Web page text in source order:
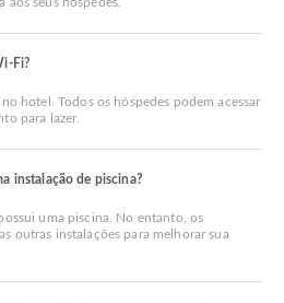
Fi?
hotel. Todos os hóspedes podem acessar
para lazer.
instalação de piscina?
uma piscina. No entanto, os
outras instalações para melhorar sua